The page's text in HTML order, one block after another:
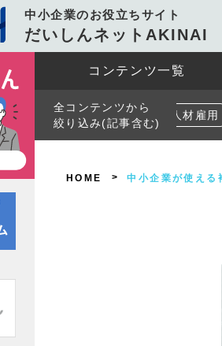
中小企業のお役立ちサイト
だいしんネットAKINAI
コンテンツ一覧
全コンテンツから
絞り込み(記事含む)
人材雇用
HOME 中小企業が使える